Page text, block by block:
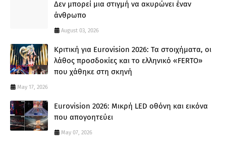
Δεν μπορεί μια στιγμή να ακυρώνει έναν
άνθρωπο
August 03, 2026
Κριτική για Eurovision 2026: Τα στοιχήματα, οι
λάθος προσδοκίες και το ελληνικό «FERTO»
που χάθηκε στη σκηνή
May 17, 2026
Eurovision 2026: Μικρή LED οθόνη και εικόνα
που απογοητεύει
May 07, 2026